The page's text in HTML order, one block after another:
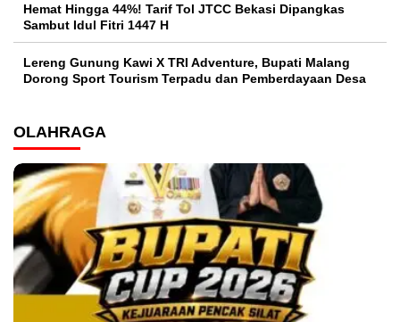
Hemat Hingga 44%! Tarif Tol JTCC Bekasi Dipangkas
Sambut Idul Fitri 1447 H
Lereng Gunung Kawi X TRI Adventure, Bupati Malang
Dorong Sport Tourism Terpadu dan Pemberdayaan Desa
OLAHRAGA